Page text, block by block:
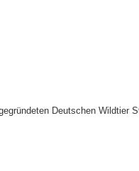
Deutschen Wildtier